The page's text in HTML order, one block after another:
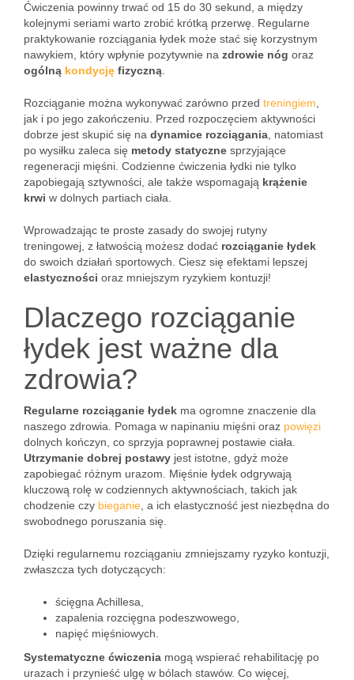
Ćwiczenia powinny trwać od 15 do 30 sekund, a między
kolejnymi seriami warto zrobić krótką przerwę. Regularne
praktykowanie rozciągania łydek może stać się korzystnym
nawykiem, który wpłynie pozytywnie na zdrowie nóg oraz
ogólną kondycję fizyczną
Rozciąganie można wykonywać zarówno przed treningiem
jak i po jego zakończeniu. Przed rozpoczęciem aktywności
dobrze jest skupić się na dynamice rozciągania , natomiast
po wysiłku zaleca się metody statyczne sprzyjające
regeneracji mięśni. Codzienne ćwiczenia łydki nie tylko
zapobiegają sztywności, ale także wspomagają krążenie
krwi w dolnych partiach ciała.
Wprowadzając te proste zasady do swojej rutyny
treningowej, z łatwością możesz dodać rozciąganie łydek
do swoich działań sportowych. Ciesz się efektami lepszej
elastyczności oraz mniejszym ryzykiem kontuzji!
Dlaczego rozciąganie
łydek jest ważne dla
zdrowia?
Regularne rozciąganie łydek ma ogromne znaczenie dla
naszego zdrowia. Pomaga w napinaniu mięśni oraz powięzi
dolnych kończyn, co sprzyja poprawnej postawie ciała.
Utrzymanie dobrej postawy jest istotne, gdyż może
zapobiegać różnym urazom. Mięśnie łydek odgrywają
kluczową rolę w codziennych aktywnościach, takich jak
chodzenie czy bieganie , a ich elastyczność jest niezbędna do
swobodnego poruszania się.
Dzięki regularnemu rozciąganiu zmniejszamy ryzyko kontuzji,
zwłaszcza tych dotyczących:
ścięgna Achillesa,
zapalenia rozcięgna podeszwowego,
napięć mięśniowych.
Systematyczne ćwiczenia mogą wspierać rehabilitację po
urazach i przynieść ulgę w bólach stawów. Co więcej,